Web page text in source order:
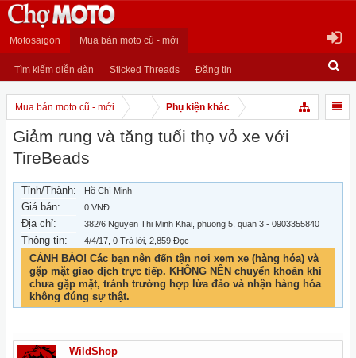
Motosaigon Mua bán moto cũ - mới
Tìm kiếm diễn đàn Sticked Threads Đăng tin
Mua bán moto cũ - mới ... Phụ kiện khác
Giảm rung và tăng tuổi thọ vỏ xe với
TireBeads
Tỉnh/Thành: Hồ Chí Minh
Giá bán: 0 VNĐ
Địa chỉ: 382/6 Nguyen Thi Minh Khai, phuong 5, quan 3 - 0903355840
Thông tin: 4/4/17 , 0 Trả lời, 2,859 Đọc
CẢNH BÁO! Các bạn nên đến tận nơi xem xe (hàng hóa) và
gặp mặt giao dịch trực tiếp. KHÔNG NÊN chuyển khoản khi
chưa gặp mặt, tránh trường hợp lừa đảo và nhận hàng hóa
không đúng sự thật.
WildShop